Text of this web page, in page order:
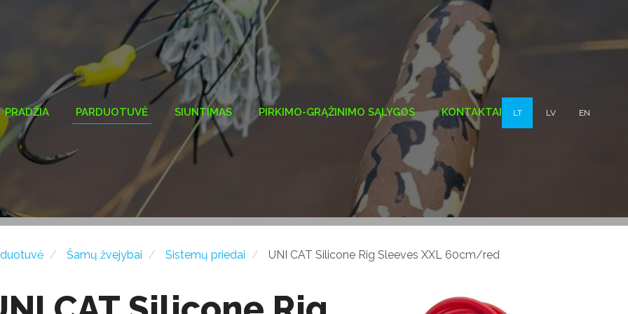
PRADŽIA PARDUOTUVĖ SIUNTIMAS PIRKIMO-GRĄŽINIMO SĄLYGOS KONTAKTAI LT LV EN
Šamų žvejybai Sistemų priedai UNI CAT Silicone Rig Sleeves XXL 60cm/red